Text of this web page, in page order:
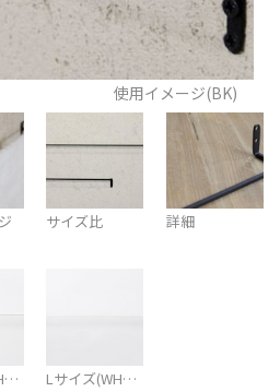
使用イメージ(BK)
サイズ比 詳細
Lサイズ(WH…